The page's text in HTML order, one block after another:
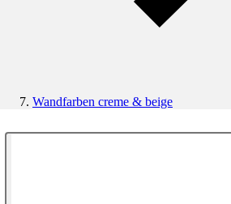
Wandfarben creme & beige